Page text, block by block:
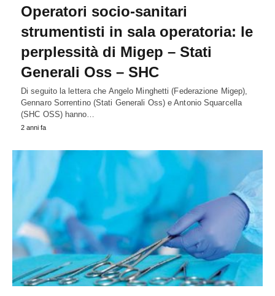
Operatori socio-sanitari
strumentisti in sala operatoria: le
perplessità di Migep – Stati
Generali Oss – SHC
Di seguito la lettera che Angelo Minghetti (Federazione Migep),
Gennaro Sorrentino (Stati Generali Oss) e Antonio Squarcella
(SHC OSS) hanno…
2 anni fa